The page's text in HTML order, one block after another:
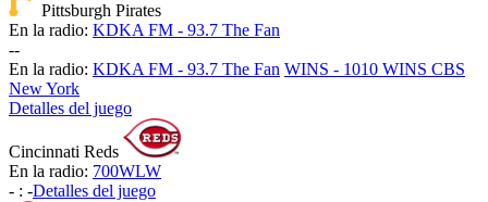
Pittsburgh Pirates
En la radio: KDKA FM - 93.7 The Fan
--
En la radio: KDKA FM - 93.7 The Fan WINS - 1010 WINS CBS
New York
Detalles del juego
Cincinnati Reds
En la radio: 700WLW
- : -Detalles del juego